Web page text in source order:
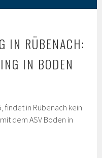
IN RÜBENACH:
IN BODEN
findet in Rübenach kein
dem ASV Boden in